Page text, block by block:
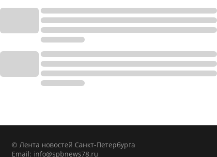
© Лента новостей Санкт-Петербурга
Email: info@spbnews78.ru